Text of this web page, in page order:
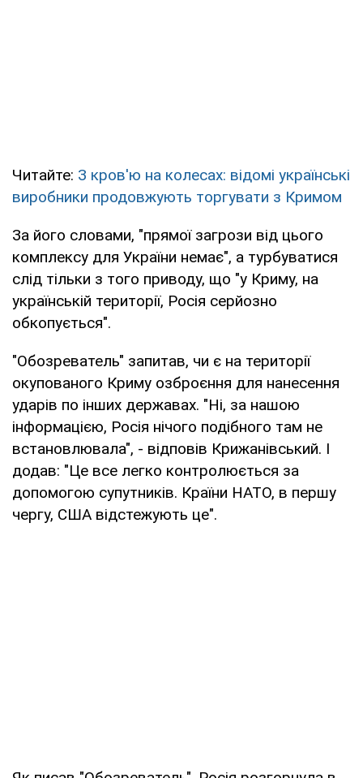
Читайте: З кров'ю на колесах: відомі українські
виробники продовжують торгувати з Кримом
За його словами, "прямої загрози від цього
комплексу для України немає", а турбуватися
слід тільки з того приводу, що "у Криму, на
українській території, Росія серйозно
обкопується".
"Обозреватель" запитав, чи є на території
окупованого Криму озброєння для нанесення
ударів по інших державах. "Ні, за нашою
інформацією, Росія нічого подібного там не
встановлювала", - відповів Крижанівський. І
додав: "Це все легко контролюється за
допомогою супутників. Країни НАТО, в першу
чергу, США відстежують це".